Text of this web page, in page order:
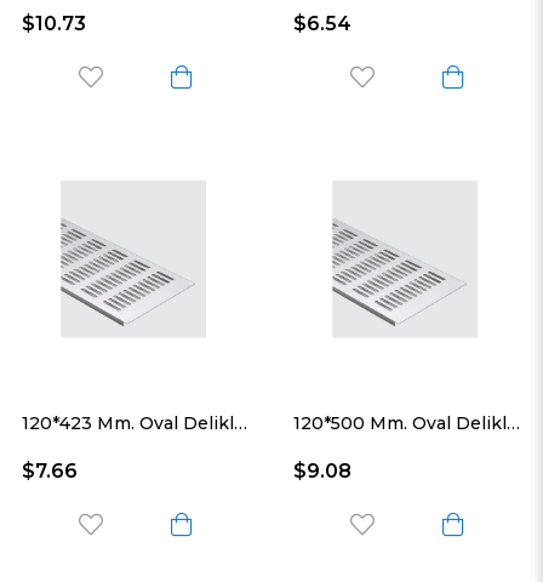
$10.73 $6.54
120*423 Mm. Oval Delikli Alüminyum Havalandırma Menfezi
$7.66
120*500 Mm. Oval Delikli Alüminyum Havalandırma Menfezi
$9.08